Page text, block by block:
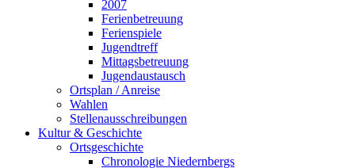
2007
Ferienbetreuung
Ferienspiele
Jugendtreff
Mittagsbetreuung
Jugendaustausch
Ortsplan / Anreise
Wahlen
Stellenausschreibungen
Kultur & Geschichte
Ortsgeschichte
Chronologie Niedernbergs